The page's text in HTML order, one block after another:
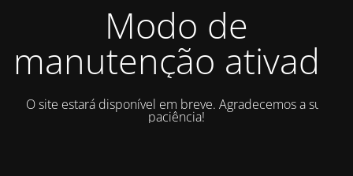
Modo de
manutenção ativado
O site estará disponível em breve. Agradecemos a sua
paciência!